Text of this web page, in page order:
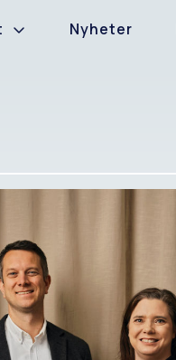
Nyheter